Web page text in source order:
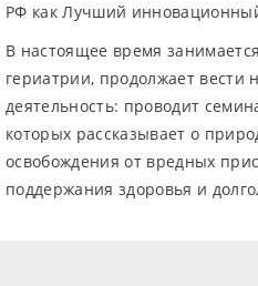
РФ как Лучший
В настоящее время
гериатрии, продолжает вести
деятельность: проводит
которых рассказывает о
освобождения от вредных
поддержания здоровья и